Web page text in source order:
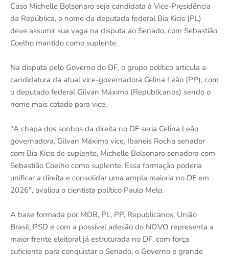
Caso Michelle Bolsonaro seja candidata à Vice-Presidência
da República, o nome da deputada federal Bia Kicis (PL)
deve assumir sua vaga na disputa ao Senado, com Sebastião
Coelho mantido como suplente.
Na disputa pelo Governo do DF, o grupo político articula a
candidatura da atual vice-governadora Celina Leão (PP), com
o deputado federal Gilvan Máximo (Republicanos) sendo o
nome mais cotado para vice.
"A chapa dos sonhos da direita no DF seria Celina Leão
governadora, Gilvan Máximo vice, Ibaneis Rocha senador
com Bia Kicis de suplente, Michelle Bolsonaro senadora com
Sebastião Coelho como suplente. Essa formação poderia
unificar a direita e consolidar uma ampla maioria no DF em
2026", avaliou o cientista político Paulo Melo.
A base formada por MDB, PL, PP, Republicanos, União
Brasil, PSD e com a possível adesão do NOVO representa a
maior frente eleitoral já estruturada no DF, com força
suficiente para conquistar o Senado, o Governo e grande